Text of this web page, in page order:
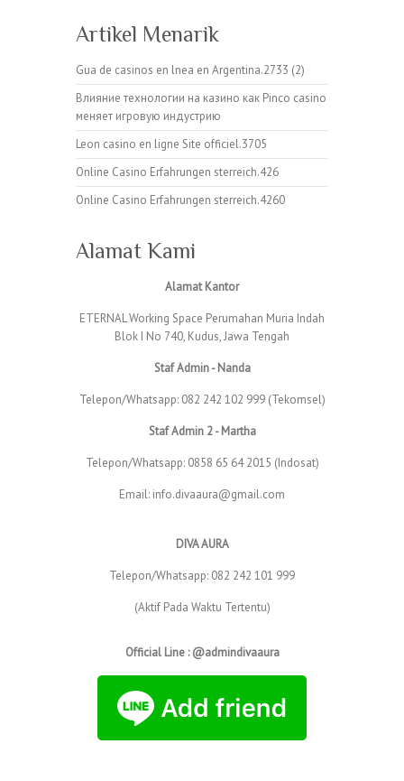
Artikel Menarik
Gua de casinos en lnea en Argentina.2733 (2)
Влияние технологии на казино как Pinco casino
меняет игровую индустрию
Leon casino en ligne Site officiel.3705
Online Casino Erfahrungen sterreich.426
Online Casino Erfahrungen sterreich.4260
Alamat Kami
Alamat Kantor
ETERNAL Working Space Perumahan Muria Indah
Blok I No 740, Kudus, Jawa Tengah
Staf Admin - Nanda
Telepon/Whatsapp: 082 242 102 999 (Tekomsel)
Staf Admin 2 - Martha
Telepon/Whatsapp: 0858 65 64 2015 (Indosat)
Email: info.divaaura@gmail.com
DIVA AURA
Telepon/Whatsapp: 082 242 101 999
(Aktif Pada Waktu Tertentu)
Official Line : @admindivaaura